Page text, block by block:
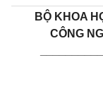
BỘ KHOA
CÔNG